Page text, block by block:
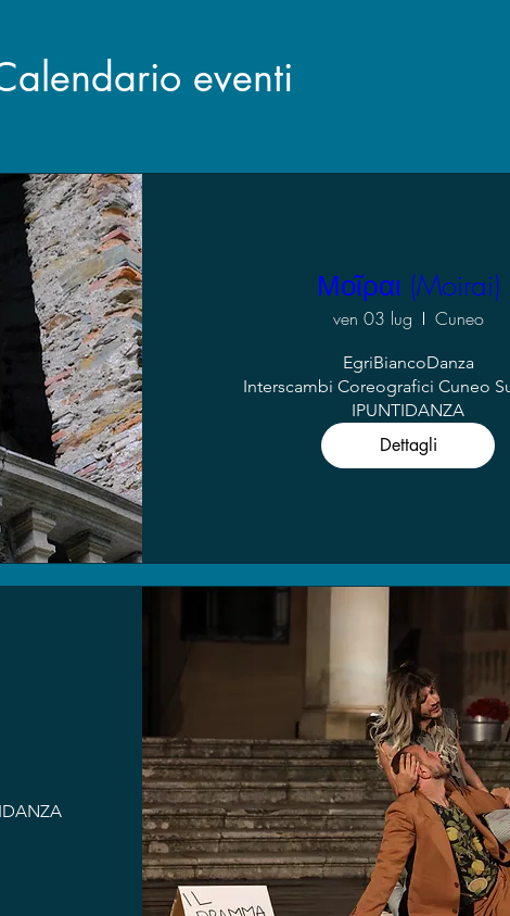
eventi
Μοῖραι (Moirai)
ven 03 lug Cuneo
EgriBiancoDanza
Interscambi Coreografici Cuneo
IPUNTIDANZA
Dettagli